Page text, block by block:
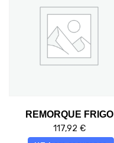
REMORQUE FRIGO
117,92 €